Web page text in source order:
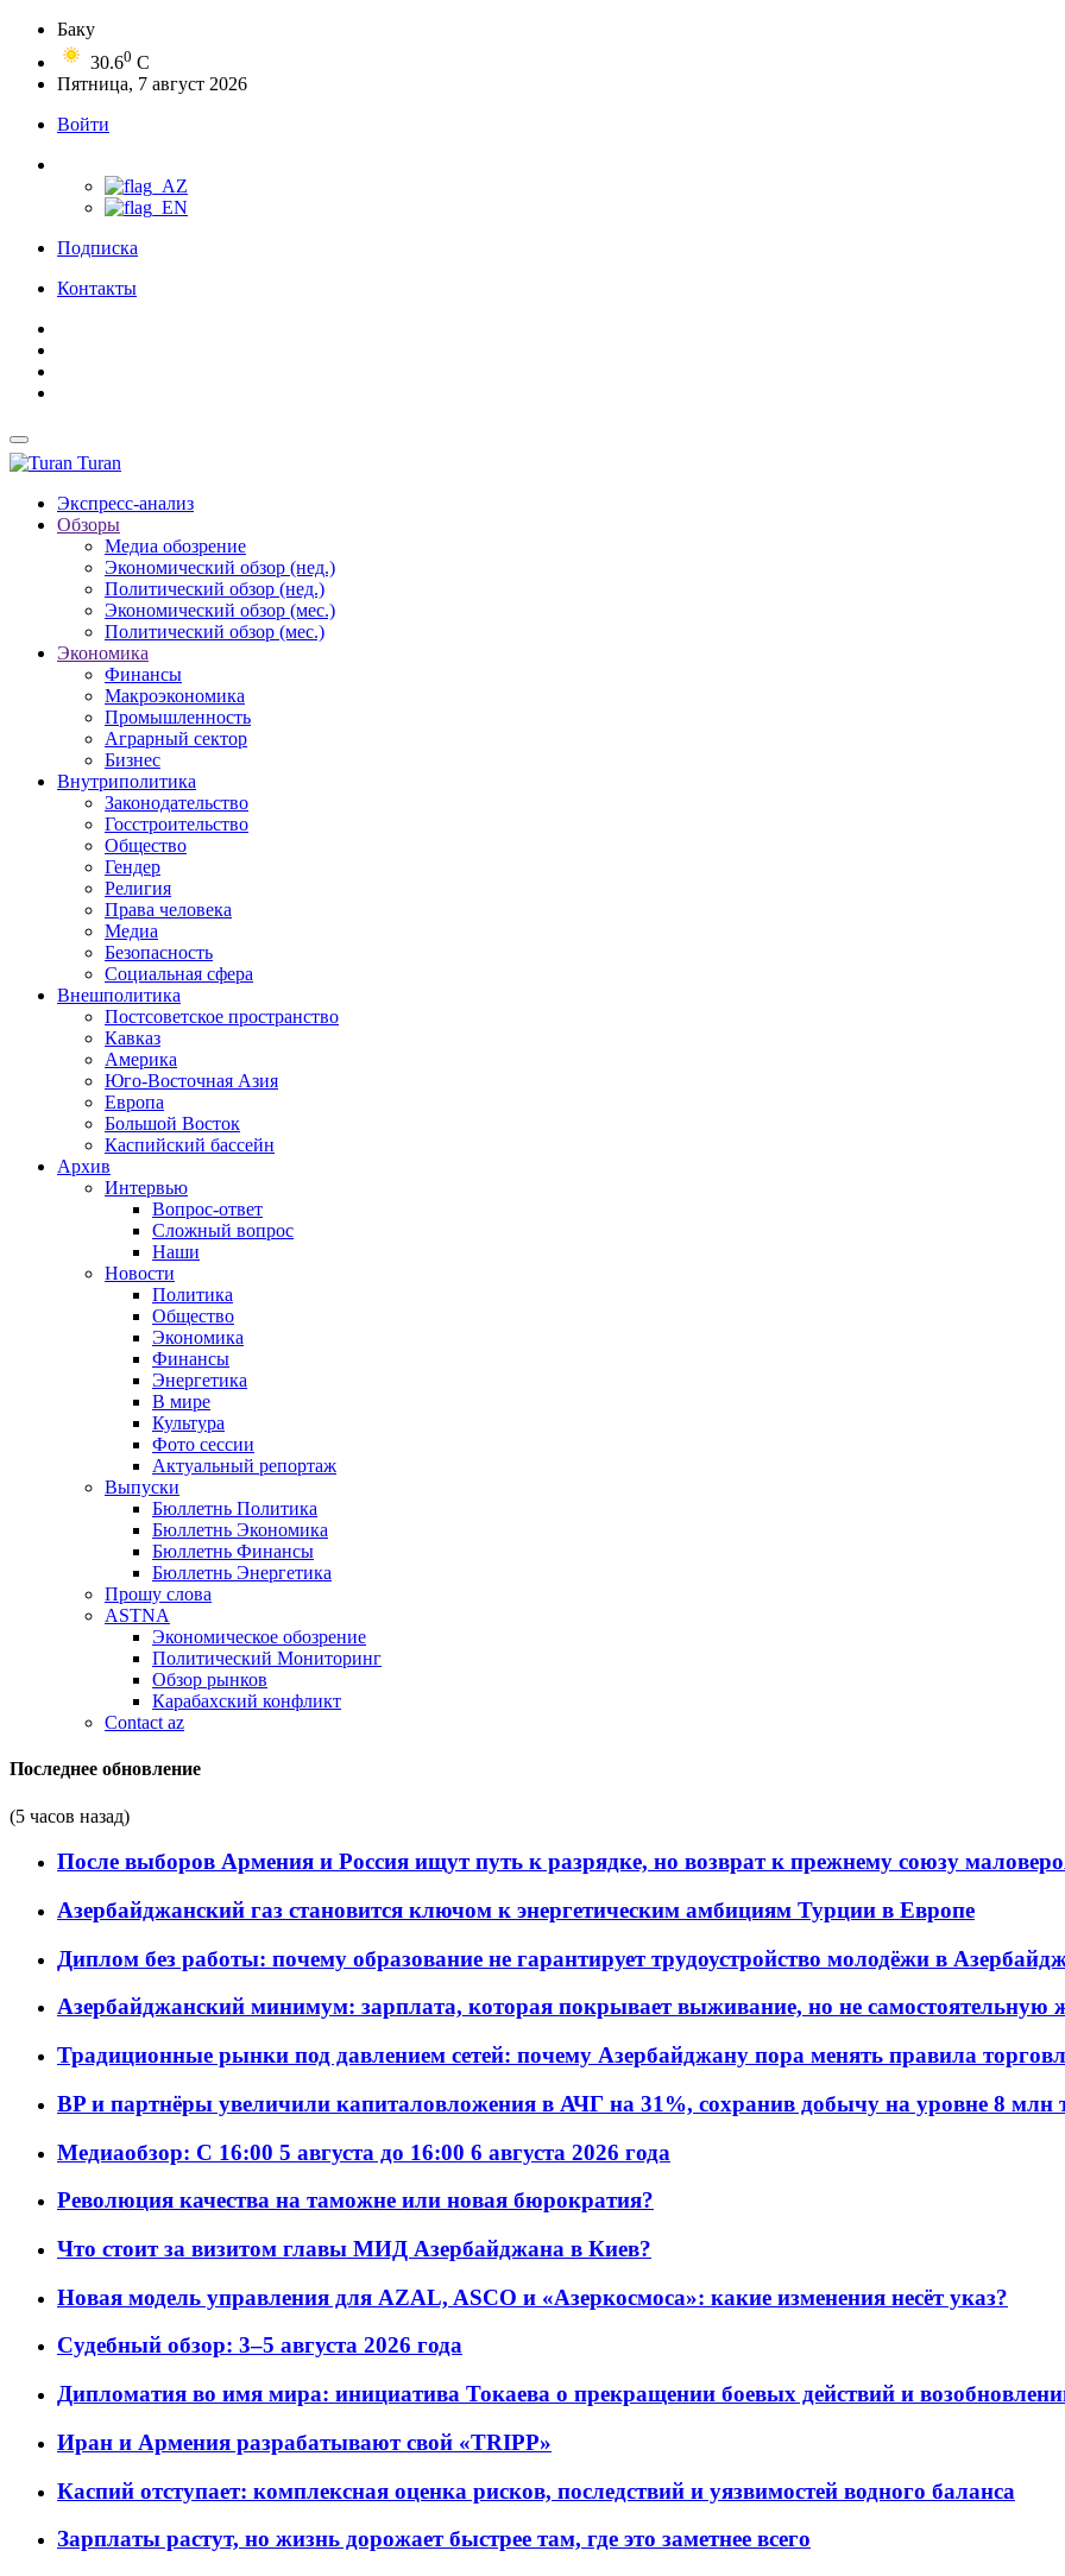
Баку
30.60 C
Пятница, 7 август 2026
Войти
Подписка
Контакты
Turan
Экспресс-анализ
Обзоры
Медиа обозрение
Экономический обзор (нед.)
Политический обзор (нед.)
Экономический обзор (мес.)
Политический обзор (мес.)
Экономика
Финансы
Макроэкономика
Промышленность
Аграрный сектор
Бизнес
Внутриполитика
Законодательство
Госстроительство
Общество
Гендер
Религия
Права человека
Медиа
Безопасность
Социальная сфера
Внешполитика
Постсоветское пространство
Кавказ
Америка
Юго-Восточная Азия
Европа
Большой Восток
Каспийский бассейн
Архив
Интервью
Вопрос-ответ
Сложный вопрос
Наши
Новости
Политика
Общество
Экономика
Финансы
Энергетика
В мире
Культура
Фото сессии
Актуальный репортаж
Выпуски
Бюллетнь Политика
Бюллетнь Экономика
Бюллетнь Финансы
Бюллетнь Энергетика
Прошу слова
ASTNA
Экономическое обозрение
Политический Мониторинг
Обзор рынков
Карабахский конфликт
Contact az
Последнее обновление
(5 часов назад)
После выборов Армения и Россия ищут путь к разрядке, но возврат к прежнему союзу
Азербайджанский газ становится ключом к энергетическим амбициям Турции в Европе
Диплом без работы: почему образование не гарантирует трудоустройство молодёжи в
Азербайджанский минимум: зарплата, которая покрывает выживание, но не самостоятельную
Традиционные рынки под давлением сетей: почему Азербайджану пора менять правила
BP и партнёры увеличили капиталовложения в АЧГ на 31%, сохранив добычу на уровне 8 млн
Медиаобзор: С 16:00 5 августа до 16:00 6 августа 2026 года
Революция качества на таможне или новая бюрократия?
Что стоит за визитом главы МИД Азербайджана в Киев?
Новая модель управления для AZAL, ASCO и «Азеркосмоса»: какие изменения несёт указ?
Судебный обзор: 3–5 августа 2026 года
Дипломатия во имя мира: инициатива Токаева о прекращении боевых действий и
Иран и Армения разрабатывают свой «TRIPP»
Каспий отступает: комплексная оценка рисков, последствий и уязвимостей водного баланса
Зарплаты растут, но жизнь дорожает быстрее там, где это заметнее всего